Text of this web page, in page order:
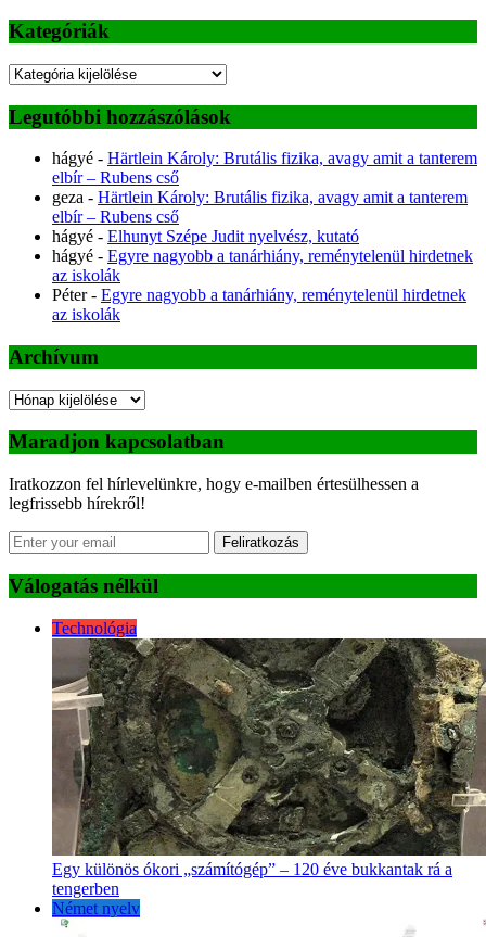
Kategóriák
Kategóriák
Legutóbbi hozzászólások
hágyé - Härtlein Károly: Brutális fizika, avagy amit a tanterem
elbír – Rubens cső
geza - Härtlein Károly: Brutális fizika, avagy amit a tanterem
elbír – Rubens cső
hágyé - Elhunyt Szépe Judit nyelvész, kutató
hágyé - Egyre nagyobb a tanárhiány, reménytelenül hirdetnek
az iskolák
Péter- Egyre nagyobb a tanárhiány, reménytelenül hirdetnek
az iskolák
Archívum
Archívum
Maradjon kapcsolatban
Iratkozzon fel hírlevelünkre, hogy e-mailben értesülhessen a
legfrissebb hírekről!
Feliratkozás
Válogatás nélkül
Technológia
Egy különös ókori „számítógép” – 120 éve bukkantak rá a
tengerben
Német nyelv